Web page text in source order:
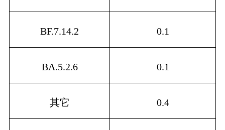
BF.7.14.2 0.1
BA.5.2.6 0.1
其它 0.4